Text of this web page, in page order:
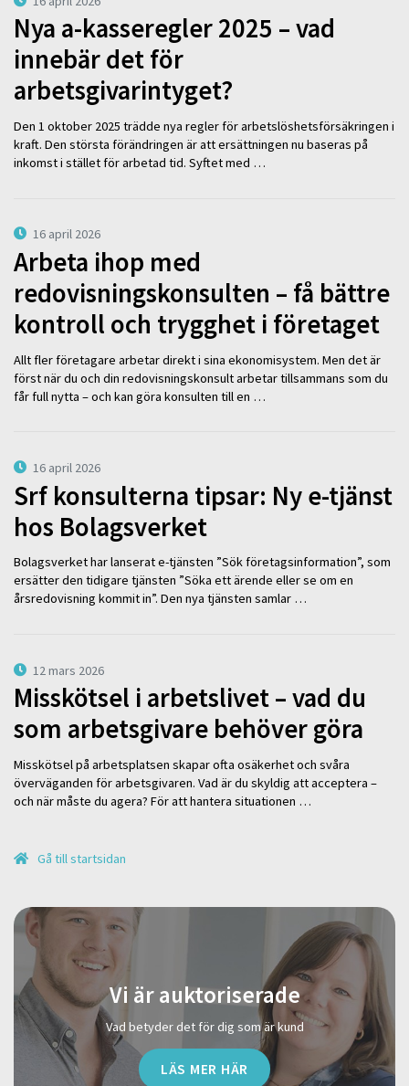
Nya a-kasseregler 2025 – vad
innebär det för
arbetsgivarintyget?
Den 1 oktober 2025 trädde nya regler för arbetslöshetsförsäkringen i
kraft. Den största förändringen är att ersättningen nu baseras på
inkomst i stället för arbetad tid. Syftet med …
16 april 2026
Arbeta ihop med
redovisningskonsulten – få bättre
kontroll och trygghet i företaget
Allt fler företagare arbetar direkt i sina ekonomisystem. Men det är
först när du och din redovisningskonsult arbetar tillsammans som du
får full nytta – och kan göra konsulten till en …
16 april 2026
Srf konsulterna tipsar: Ny e-tjänst
hos Bolagsverket
Bolagsverket har lanserat e-tjänsten ”Sök företagsinformation”, som
ersätter den tidigare tjänsten ”Söka ett ärende eller se om en
årsredovisning kommit in”. Den nya tjänsten samlar …
12 mars 2026
Misskötsel i arbetslivet – vad du
som arbetsgivare behöver göra
Misskötsel på arbetsplatsen skapar ofta osäkerhet och svåra
överväganden för arbetsgivaren. Vad är du skyldig att acceptera –
och när måste du agera? För att hantera situationen …
Gå till startsidan
Vi är auktoriserade
Vad betyder det för dig som är kund
LÄS MER HÄR